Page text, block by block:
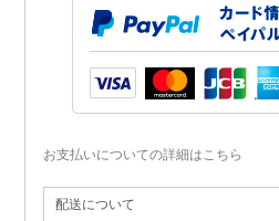
お支払いについての詳細はこちら
配送について